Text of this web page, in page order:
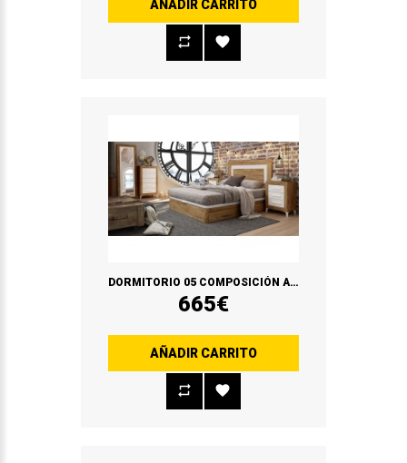
AÑADIR CARRITO
DORMITORIO 05 COMPOSICIÓN ARTIC/BLANCO SOUL
665€
AÑADIR CARRITO